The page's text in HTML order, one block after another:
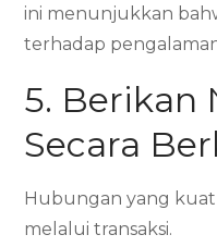
ini menunjukkan
terhadap
5. Berikan
Secara
Hubungan yang
melalui transaksi.